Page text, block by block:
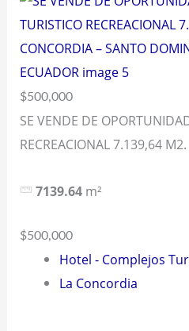
$500,000
SE VENDE DE
RECREACIONAL 7.139,64 M2.
7139.64 m²
$500,000
Hotel - Complejos
La Concordia